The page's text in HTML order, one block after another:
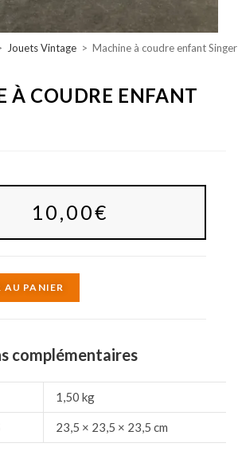
Jouets Vintage > Machine à coudre enfant Singer
À COUDRE ENFANT
10,00€
AU PANIER
n
a
t
complémentaires
1,50 kg
23,5 × 23,5 × 23,5 cm